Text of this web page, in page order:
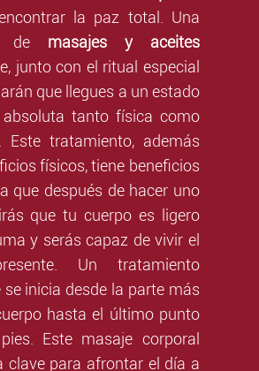
la paz total. Una
demasajes y aceites
junto con el ritual especial
que llegues a un estado
absoluta tanto física como
Este tratamiento, además
físicos, tiene beneficios
que después de hacer uno
que tu cuerpo es ligero
y serás capaz de vivir el
Un tratamiento
inicia desde la parte más
hasta el último punto
Este masaje corporal
clave para afrontar el día a